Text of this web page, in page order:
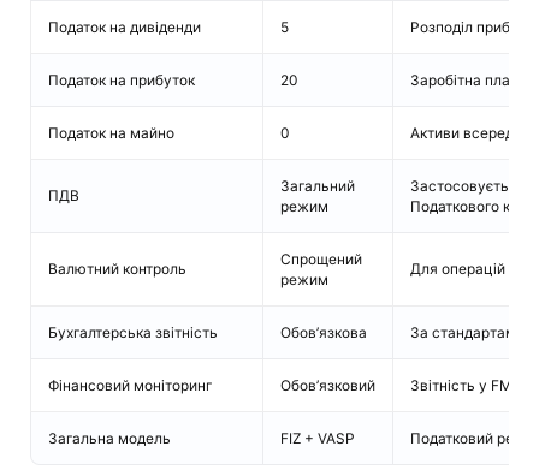
Податок на дивіденди 5 Розподіл
Податок на прибуток 20 Заробітна плата
Податок на майно 0 Активи всередині
ПДВ
Загальний
режим
Застосовується
Податкового
Валютний контроль
Спрощений
режим
Для операцій з
Бухгалтерська звітність Обов’язкова За стандартами
Фінансовий моніторинг Обов’язковий Звітність у FMS
Загальна модель FIZ + VASP Податковий